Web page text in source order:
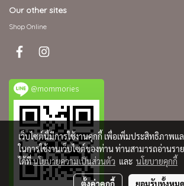
Our other sites
Shop Online
@mommories
เว็บไซต์นี้มีการใช้งานคุกกี้ เพื่อเพิ่มประสิทธิภาพ
ในการใช้งานเว็บไซต์ของท่าน ท่านสามารถอ่านรา
ได้ที่นโยบายความเป็นส่วนตัว และ นโยบายคุกกี้
ตั้งค่าคุกกี้ ยอมรับทั้งหมด